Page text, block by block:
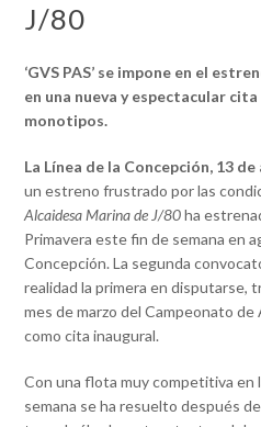
J/80
‘GVS PAS’ se impone en el
en una nueva y espectacular
monotipos.
La Línea de la Concepción, 13
un estreno frustrado por las
Alcaidesa Marina de J/80ha
Primavera este fin de semana en
Concepción. La segunda
realidad la primera en disputarse,
mes de marzo del Campeonato
como cita inaugural.
Con una flota muy competitiva en
semana se ha resuelto después